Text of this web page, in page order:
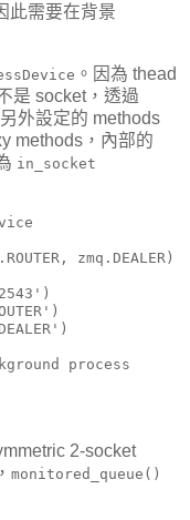
此需要在背景
。因為 thead
是 socket，透過
外設定的 methods
methods，內部的
in_socket
zmq.DEALER)
process
2-socket
monitored_queue()